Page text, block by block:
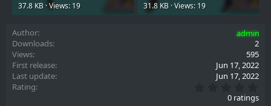
37.8 KB · Views: 19
31.8 KB · Views: 19
Author
admin
Downloads
2
Views
595
First release
Jun 17, 2022
Last update
Jun 17, 2022
Rating
.
0 ratings